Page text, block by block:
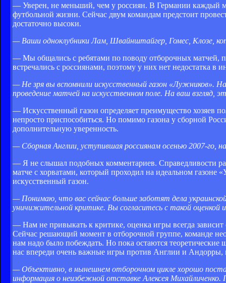
— Уверен, не меньший, чем у россиян. В Германии каждый
футбольной жизни. Сейчас двум командам предстоит
достаточно высоки.
— Ваши одноклубники Лам, Швайнштайгер, Гомес, Клозе,
— Мы общались с ребятами по поводу отборочных матчей,
встречались с россиянами, поэтому у них нет недостатка в
— Не зря вы вспомнили искусственный газон
проведение матчей на искусственном поле. На ваш взгляд,
— Искусственный газон определяет преимущество хозяев
непросто приспособиться. Но помимо газона у сборной
дополнительную уверенность.
— Сборная Англии, уступившая россиянам осенью 2007-го,
— Я не слышал подобных комментариев. Справедливости
матче с хорватами, который проходил на идеальном газоне
искусственный газон.
— Понимаю, что вас сейчас больше заботят дела
уничижительной критике. Вы согласитесь с такой
— Нам не привыкать к критике, оценка игры всегда зависит
Сейчас решающий момент в отборочной группе, команде
нам надо было побеждать. Но пока остаются теоретические
нас впереди очень важные игры против Англии и
— Объективно, в нынешнем отборочном цикле хорошо
информация о неизбежной отставке Алексея